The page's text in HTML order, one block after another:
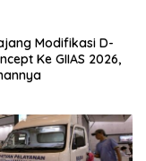
Modifikasi D-
Ke GIIAS 2026,